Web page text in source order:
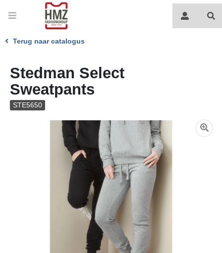
Terug naar catalogus
Stedman Select
Sweatpants
STE5650